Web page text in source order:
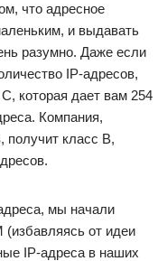
что адресное
и выдавать
разумно. Даже если
IP-адресов,
которая дает вам 254
Компания,
получит класс B,
мы начали
(избавляясь от идеи
IP-адреса в наших